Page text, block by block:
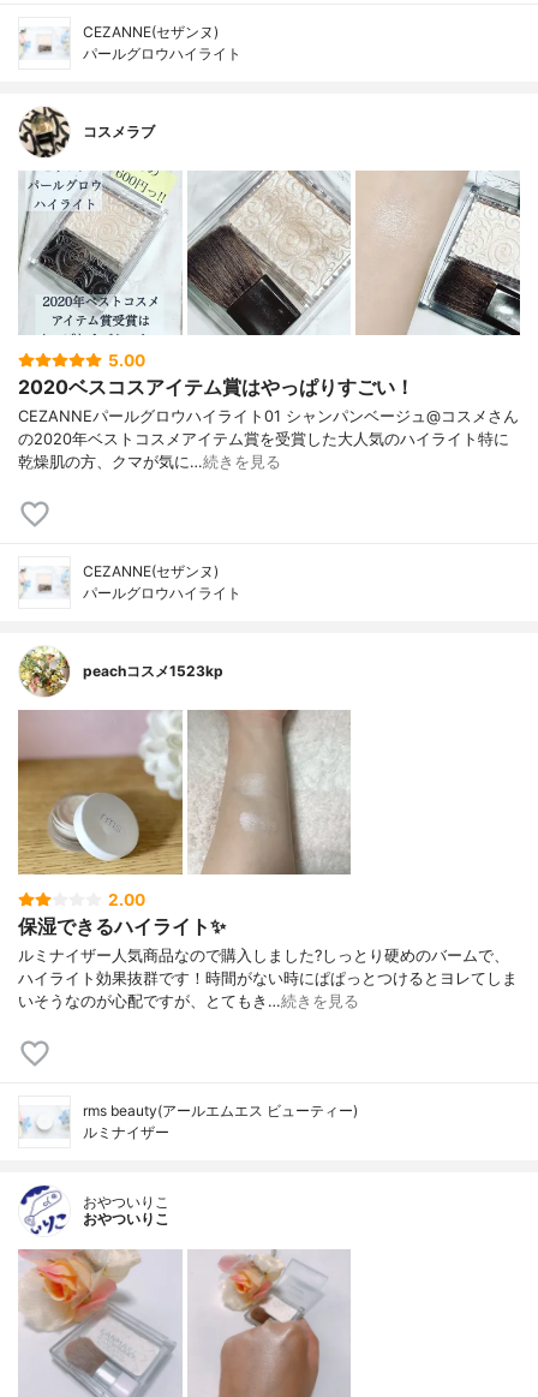
CEZANNE(セザンヌ)
パールグロウハイライト
コスメラブ
5.00
2020ベスコスアイテム賞はやっぱりすごい！
CEZANNEパールグロウハイライト01 シャンパンベージュ@コスメさん
の2020年ベストコスメアイテム賞を受賞した大人気のハイライト特に
乾燥肌の方、クマが気に…続きを見る
CEZANNE(セザンヌ)
パールグロウハイライト
peachコスメ1523kp
2.00
保湿できるハイライト✨
ルミナイザー人気商品なので購入しました?しっとり硬めのバームで、
ハイライト効果抜群です！時間がない時にぱぱっとつけるとヨレてしま
いそうなのが心配ですが、とてもき…続きを見る
rms beauty(アールエムエス ビューティー)
ルミナイザー
おやついりこ
おやついりこ